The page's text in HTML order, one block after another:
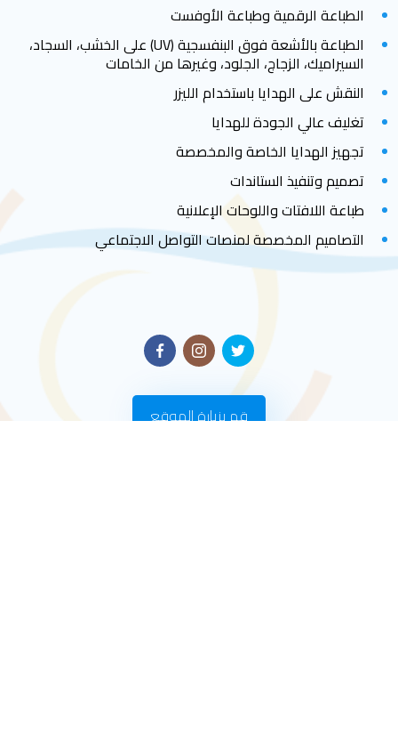
الطباعة الرقمية وطباعة الأوفست
الطباعة بالأشعة فوق البنفسجية (UV) على الخشب، السجاد،
السيراميك، الزجاج، الجلود، وغيرها من الخامات
النقش على الهدايا باستخدام الليزر
تغليف عالي الجودة للهدايا
تجهيز الهدايا الخاصة والمخصصة
تصميم وتنفيذ الستاندات
طباعة اللافتات واللوحات الإعلانية
التصاميم المخصصة لمنصات التواصل الاجتماعي
أبرز شركاء المحبرة
قم بزيارة الموقع